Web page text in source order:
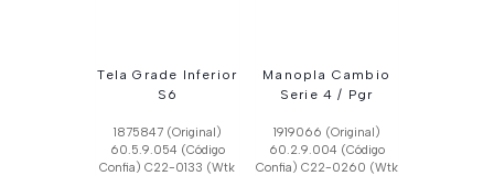
Tela Grade Inferior
S6
1875847 (Original)
60.5.9.054 (Código
Confia) C22-0133 (Wtk
Manopla Cambio
Serie 4 / Pgr
1919066 (Original)
60.2.9.004 (Código
Confia) C22-0260 (Wtk